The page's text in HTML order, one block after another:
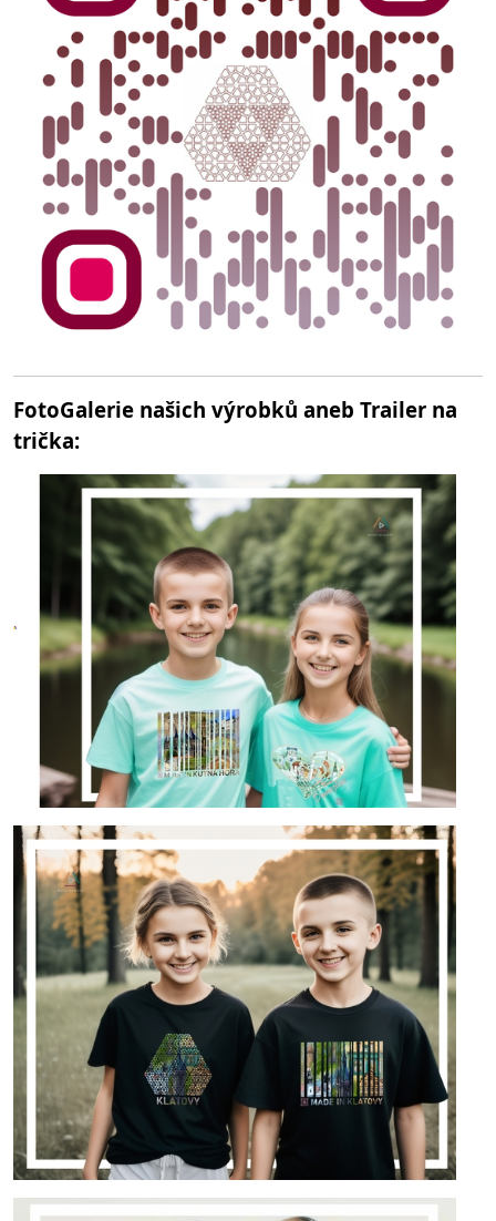
FotoGalerie našich výrobků aneb Trailer na
trička: